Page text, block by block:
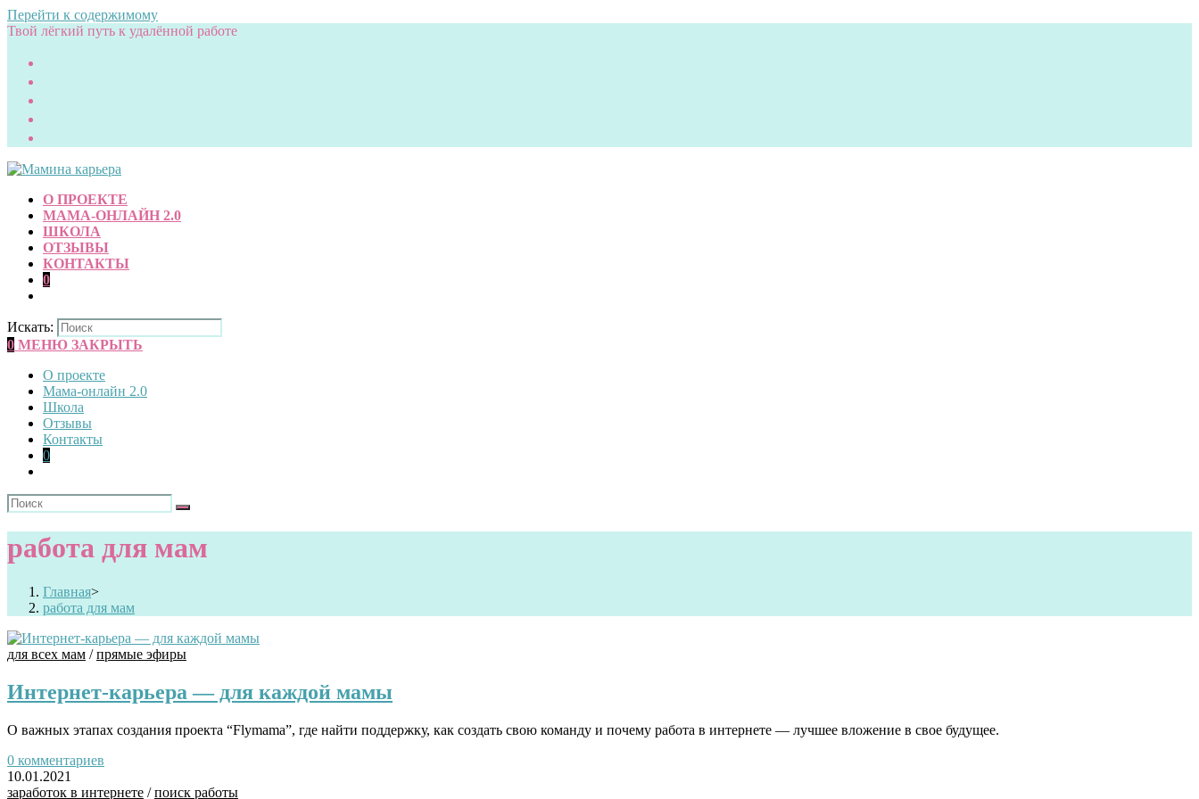
Перейти к содержимому
Твой лёгкий путь к удалённой работе
О ПРОЕКТЕ
МАМА-ОНЛАЙН 2.0
ШКОЛА
ОТЗЫВЫ
КОНТАКТЫ
0
Искать:
0 МЕНЮ ЗАКРЫТЬ
О проекте
Мама-онлайн 2.0
Школа
Отзывы
Контакты
0
работа для мам
Главная>
работа для мам
для всех мам /прямые эфиры
Интернет-карьера — для каждой мамы
О важных этапах создания проекта “Flymama”, где найти поддержку, как создать свою команду и почему работа в интернете — лучшее вложение в свое будущее.
0 комментариев
10.01.2021
заработок в интернете /поиск работы